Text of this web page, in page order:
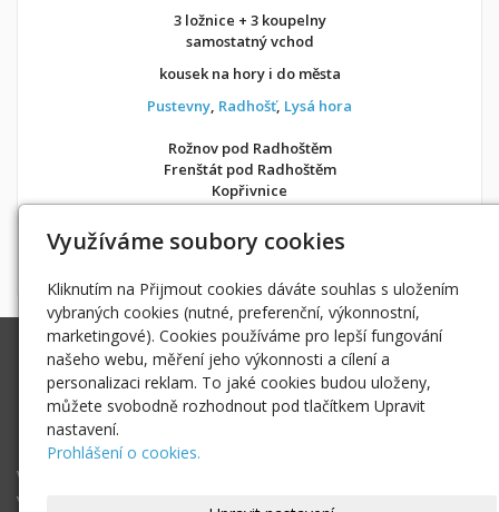
3 ložnice + 3 koupelny
samostatný vchod
kousek na hory i do města
Pustevny, Radhošť, Lysá hora
Rožnov pod Radhoštěm
Frenštát pod Radhoštěm
Kopřivnice
Možnost objednání ubytování také přesAirbnb
Ing. Radek Hoďák
Tichá 502, 742 74 Tichá
IČ: 18979661
radek@hodak.cz
Webové kamery
Vložte webkameru
Využíváme soubory cookies
Kliknutím na Přijmout cookies dáváte souhlas s uložením
vybraných cookies (nutné, preferenční, výkonnostní,
marketingové). Cookies používáme pro lepší fungování
našeho webu, měření jeho výkonnosti a cílení a
personalizaci reklam. To jaké cookies budou uloženy,
můžete svobodně rozhodnout pod tlačítkem Upravit
nastavení.
Prohlášení o cookies.